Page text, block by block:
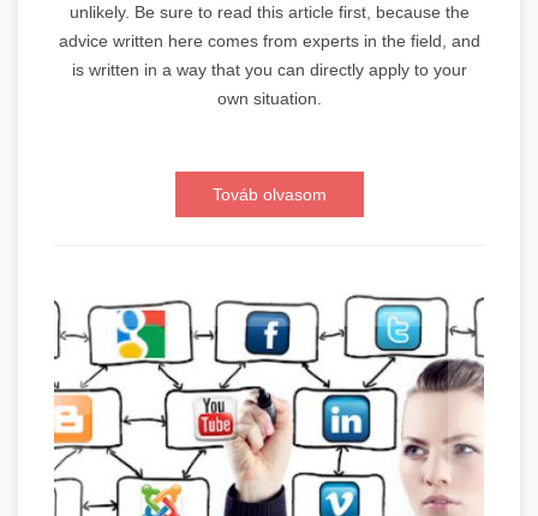
unlikely. Be sure to read this article first, because the
advice written here comes from experts in the field, and
is written in a way that you can directly apply to your
own situation.
Továb olvasom